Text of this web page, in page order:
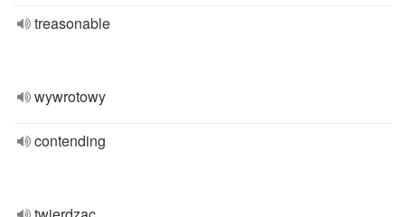
treasonable
wywrotowy
contending